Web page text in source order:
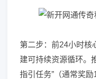
第二步：前24小时核
建可持续资源循环。
指引任务”（通常奖